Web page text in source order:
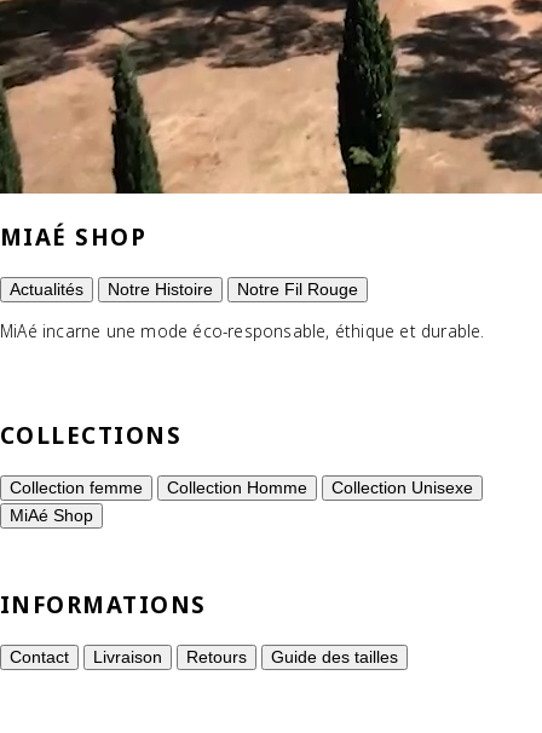
MIAÉ SHOP
Actualités Notre Histoire Notre Fil Rouge
MiAé incarne une mode éco-responsable, éthique et durable.
COLLECTIONS
Collection femme Collection Homme
Collection Unisexe
MiAé Shop
INFORMATIONS
Contact Livraison Retours Guide des tailles